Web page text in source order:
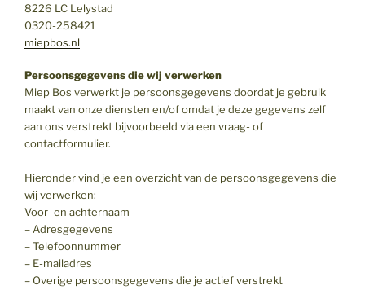
8226 LC Lelystad
0320-258421
miepbos.nl
Persoonsgegevens die wij verwerken
Miep Bos verwerkt je persoonsgegevens doordat je gebruik
maakt van onze diensten en/of omdat je deze gegevens zelf
aan ons verstrekt bijvoorbeeld via een vraag- of
contactformulier.
Hieronder vind je een overzicht van de persoonsgegevens die
wij verwerken:
Voor- en achternaam
– Adresgegevens
– Telefoonnummer
– E-mailadres
– Overige persoonsgegevens die je actief verstrekt